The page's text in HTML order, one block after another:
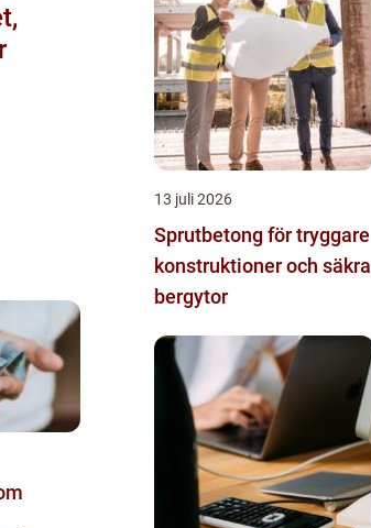
13 juli 2026
Sprutbetong för tryggare
konstruktioner och säkra
bergytor